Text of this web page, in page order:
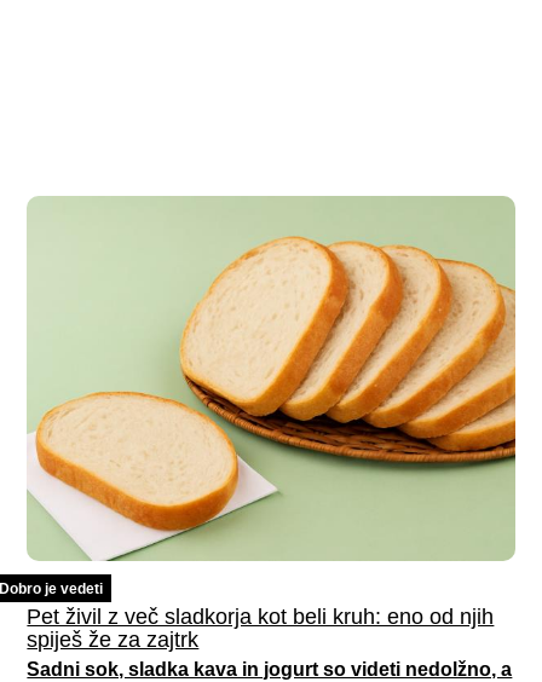
Dobro je vedeti
Pet živil z več sladkorja kot beli kruh: eno od njih
spiješ že za zajtrk
Sadni sok, sladka kava in jogurt so videti nedolžno, a